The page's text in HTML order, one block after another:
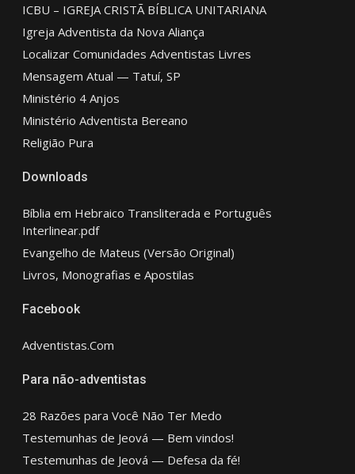
ICBU – IGREJA CRISTÃ BÍBLICA UNITARIANA
Igreja Adventista da Nova Aliança
Localizar Comunidades Adventistas Livres
Mensagem Atual — Tatuí, SP
Ministério 4 Anjos
Ministério Adventista Bereano
Religião Pura
Downloads
Bíblia em Hebraico Transliterada e Português
Interlinear.pdf
Evangelho de Mateus (Versão Original)
Livros, Monografias e Apostilas
Facebook
Adventistas.Com
Para não-adventistas
28 Razões para Você Não Ter Medo
Testemunhas de Jeová — Bem vindos!
Testemunhas de Jeová — Defesa da fé!